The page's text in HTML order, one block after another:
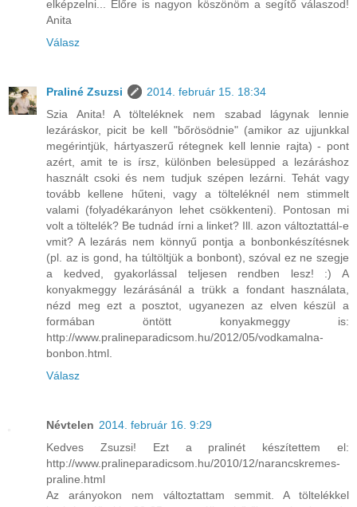
elképzelni... Előre is nagyon köszönöm a segítő válaszod!
Anita
Válasz
Praliné Zsuzsi
2014. február 15. 18:34
Szia Anita! A tölteléknek nem szabad lágynak lennie
lezáráskor, picit be kell "bőrösödnie" (amikor az ujjunkkal
megérintjük, hártyaszerű rétegnek kell lennie rajta) - pont
azért, amit te is írsz, különben belesüpped a lezáráshoz
használt csoki és nem tudjuk szépen lezárni. Tehát vagy
tovább kellene hűteni, vagy a tölteléknél nem stimmelt
valami (folyadékarányon lehet csökkenteni). Pontosan mi
volt a töltelék? Be tudnád írni a linket? Ill. azon változtattál-e
vmit? A lezárás nem könnyű pontja a bonbonkészítésnek
(pl. az is gond, ha túltöltjük a bonbont), szóval ez ne szegje
a kedved, gyakorlással teljesen rendben lesz! :) A
konyakmeggy lezárásánál a trükk a fondant használata,
nézd meg ezt a posztot, ugyanezen az elven készül a
formában öntött konyakmeggy is:
http://www.pralineparadicsom.hu/2012/05/vodkamalna-
bonbon.html.
Válasz
Névtelen 2014. február 16. 9:29
Kedves Zsuzsi! Ezt a pralinét készítettem el:
http://www.pralineparadicsom.hu/2010/12/narancskremes-
praline.html
Az arányokon nem változtattam semmit. A töltelékkel